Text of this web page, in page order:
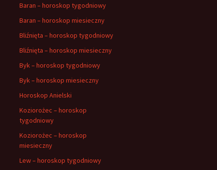
Baran – horoskop tygodniowy
Baran – horoskop miesieczny
Bliźnięta – horoskop tygodniowy
Bliźnięta – horoskop miesieczny
Byk – horoskop tygodniowy
Byk – horoskop miesieczny
Horoskop Anielski
Koziorożec – horoskop
tygodniowy
Koziorożec – horoskop
miesieczny
Lew – horoskop tygodniowy